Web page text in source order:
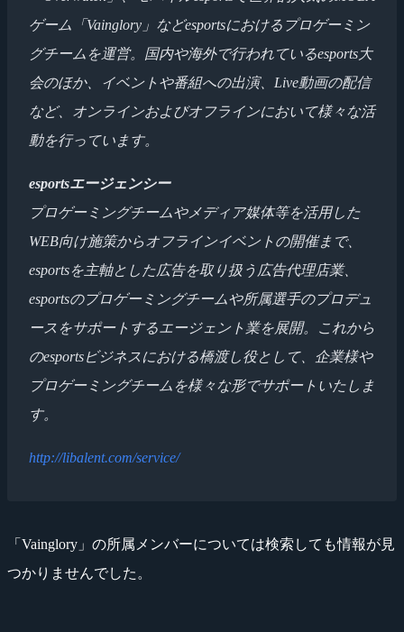
ゲーム「Vainglory」などesportsにおけるプロゲーミン
グチームを運営。国内や海外で行われているesports大
会のほか、イベントや番組への出演、Live動画の配信
など、オンラインおよびオフラインにおいて様々な活
動を行っています。
esportsエージェンシー
プロゲーミングチームやメディア媒体等を活用した
WEB向け施策からオフラインイベントの開催まで、
esportsを主軸とした広告を取り扱う広告代理店業、
esportsのプロゲーミングチームや所属選手のプロデュ
ースをサポートするエージェント業を展開。これから
のesportsビジネスにおける橋渡し役として、企業様や
プロゲーミングチームを様々な形でサポートいたしま
す。
http://libalent.com/service/
「Vainglory」の所属メンバーについては検索しても情報が見
つかりませんでした。